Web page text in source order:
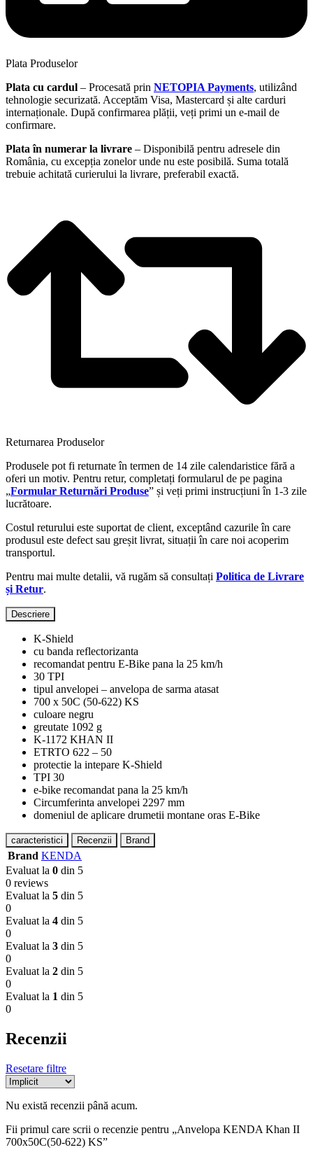
Plata Produselor
Plata cu cardul – Procesată prin NETOPIA Payments, utilizând
tehnologie securizată. Acceptăm Visa, Mastercard și alte carduri
internaționale. După confirmarea plății, veți primi un e-mail de
confirmare.
Plata în numerar la livrare – Disponibilă pentru adresele din
România, cu excepția zonelor unde nu este posibilă. Suma totală
trebuie achitată curierului la livrare, preferabil exactă.
Returnarea Produselor
Produsele pot fi returnate în termen de 14 zile calendaristice fără a
oferi un motiv. Pentru retur, completați formularul de pe pagina
„Formular Returnări Produse” și veți primi instrucțiuni în 1-3 zile
lucrătoare.
Costul returului este suportat de client, exceptând cazurile în care
produsul este defect sau greșit livrat, situații în care noi acoperim
transportul.
Pentru mai multe detalii, vă rugăm să consultați Politica de Livrare
și Retur.
Descriere
K-Shield
cu banda reflectorizanta
recomandat pentru E-Bike pana la 25 km/h
30 TPI
tipul anvelopei – anvelopa de sarma atasat
700 x 50C (50-622) KS
culoare negru
greutate 1092 g
K-1172 KHAN II
ETRTO 622 – 50
protectie la intepare K-Shield
TPI 30
e-bike recomandat pana la 25 km/h
Circumferinta anvelopei 2297 mm
domeniul de aplicare drumetii montane oras E-Bike
caracteristici Recenzii Brand
Brand KENDA
Evaluat la 0 din 5
0 reviews
Evaluat la 5 din 5
0
Evaluat la 4 din 5
0
Evaluat la 3 din 5
0
Evaluat la 2 din 5
0
Evaluat la 1 din 5
0
Recenzii
Resetare filtre
Nu există recenzii până acum.
Fii primul care scrii o recenzie pentru „Anvelopa KENDA Khan II
700x50C(50-622) KS”